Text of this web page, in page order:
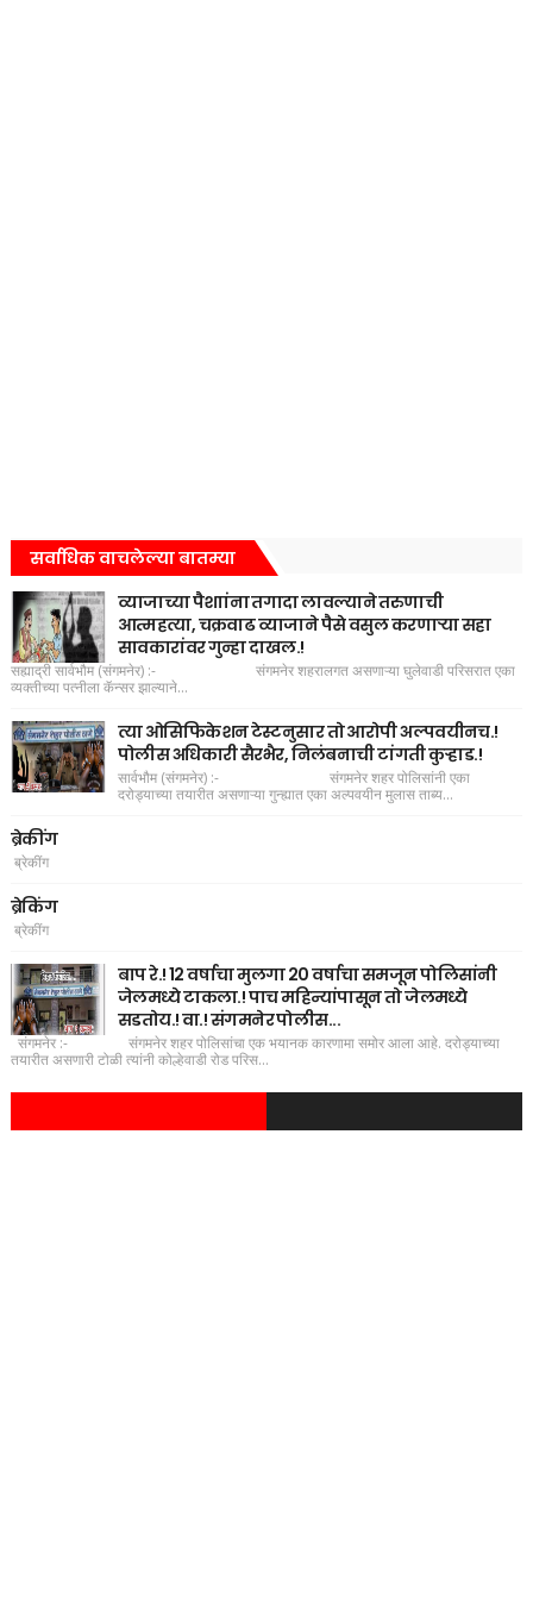
सर्वाधिक वाचलेल्या बातम्या
व्याजाच्या पैशाांना तगादा लावल्याने तरुणाची
आत्महत्या, चक्रवाढ व्याजाने पैसे वसुल करणाऱ्या सहा
सावकारांवर गुन्हा दाखल.!
सह्याद्री सार्वभौम (संगमनेर) :- संगमनेर शहरालगत असणाऱ्या घुलेवाडी परिसरात एका
व्यक्तीच्या पत्नीला कॅन्सर झाल्याने...
त्या ओसिफिकेशन टेस्टनुसार तो आरोपी अल्पवयीनच.!
पोलीस अधिकारी सैरभैर, निलंबनाची टांगती कुऱ्हाड.!
सार्वभौम (संगमनेर) :- संगमनेर शहर पोलिसांनी एका
दरोड्याच्या तयारीत असणाऱ्या गुन्ह्यात एका अल्पवयीन मुलास ताब्य...
ब्रेकींग
ब्रेकींग
ब्रेकिंग
ब्रेकींग
बाप रे.! 12 वर्षाचा मुलगा 20 वर्षाचा समजून पोलिसांनी
जेलमध्ये टाकला.! पाच महिन्यांपासून तो जेलमध्ये
सडतोय.! वा.! संगमनेर पोलीस...
संगमनेर :- संगमनेर शहर पोलिसांचा एक भयानक कारणामा समोर आला आहे. दरोड्याच्या
तयारीत असणारी टोळी त्यांनी कोल्हेवाडी रोड परिस...